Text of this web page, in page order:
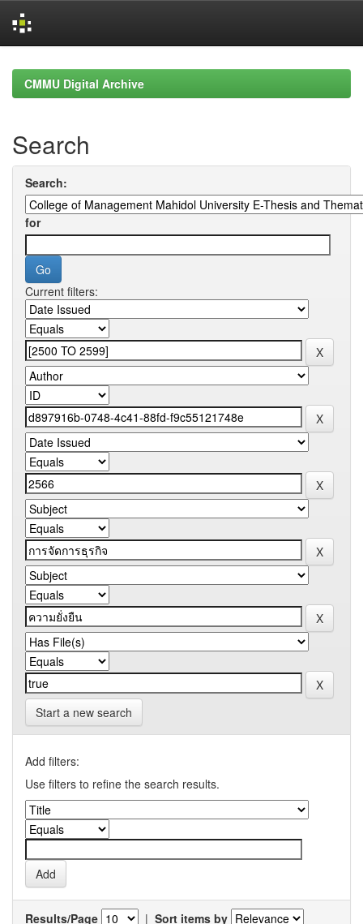
navigationCMMU Digital Archive
Search
Search:
for
Current filters:
Start a new search
Add filters:
Use filters to refine the search results.
Results/Page | Sort items by